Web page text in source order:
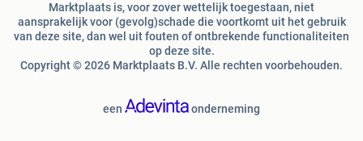
Marktplaats is, voor zover wettelijk toegestaan, niet
aansprakelijk voor (gevolg)schade die voortkomt uit het gebruik
van deze site, dan wel uit fouten of ontbrekende functionaliteiten
op deze site.
Copyright © 2026 Marktplaats B.V. Alle rechten voorbehouden.
een onderneming